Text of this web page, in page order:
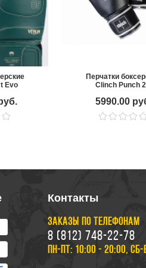
Evo
Перчатки
Clinch Punch
5990.00
Контакты
ЗАКАЗЫ ПО ТЕЛЕФОНАМ
8 (812) 748-22-78
ПН-ПТ: 10:00 - 20:00, СБ-